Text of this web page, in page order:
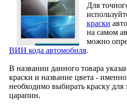
Для
краски
на самом
можно
ВИН кода автомобиля.
В названии данного товара
краски и название цвета -
необходимо выбирать краску для
царапин.